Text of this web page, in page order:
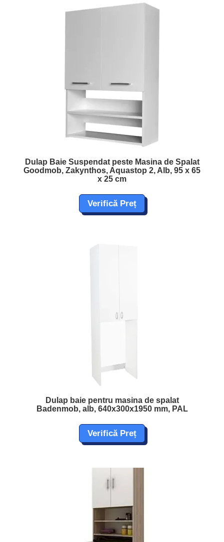
Dulap Baie Suspendat peste Masina de Spalat
Goodmob, Zakynthos, Aquastop 2, Alb, 95 x 65
x 25 cm
Verifică Preț
Dulap baie pentru masina de spalat
Badenmob, alb, 640x300x1950 mm, PAL
Verifică Preț